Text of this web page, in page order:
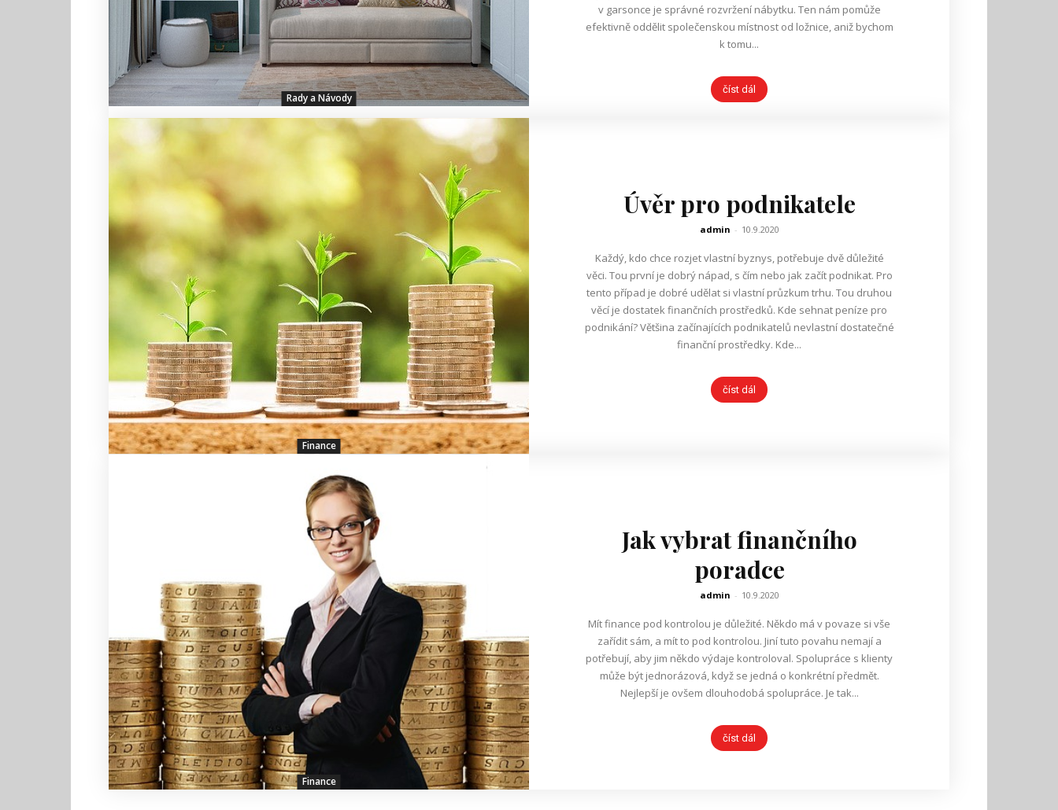
Rady a Návody
v garsonce je správné rozvržení nábytku. Ten nám pomůže
efektivně oddělit společenskou místnost od ložnice, aniž bychom
k tomu...
číst dál
Finance
Úvěr pro podnikatele
admin - 10.9.2020
Každý, kdo chce rozjet vlastní byznys, potřebuje dvě důležité
věci. Tou první je dobrý nápad, s čím nebo jak začít podnikat. Pro
tento případ je dobré udělat si vlastní průzkum trhu. Tou druhou
věcí je dostatek finančních prostředků. Kde sehnat peníze pro
podnikání? Většina začínajících podnikatelů nevlastní dostatečné
finanční prostředky. Kde...
číst dál
Finance
Jak vybrat finančního
poradce
admin - 10.9.2020
Mít finance pod kontrolou je důležité. Někdo má v povaze si vše
zařídit sám, a mít to pod kontrolou. Jiní tuto povahu nemají a
potřebují, aby jim někdo výdaje kontroloval. Spolupráce s klienty
může být jednorázová, když se jedná o konkrétní předmět.
Nejlepší je ovšem dlouhodobá spolupráce. Je tak...
číst dál